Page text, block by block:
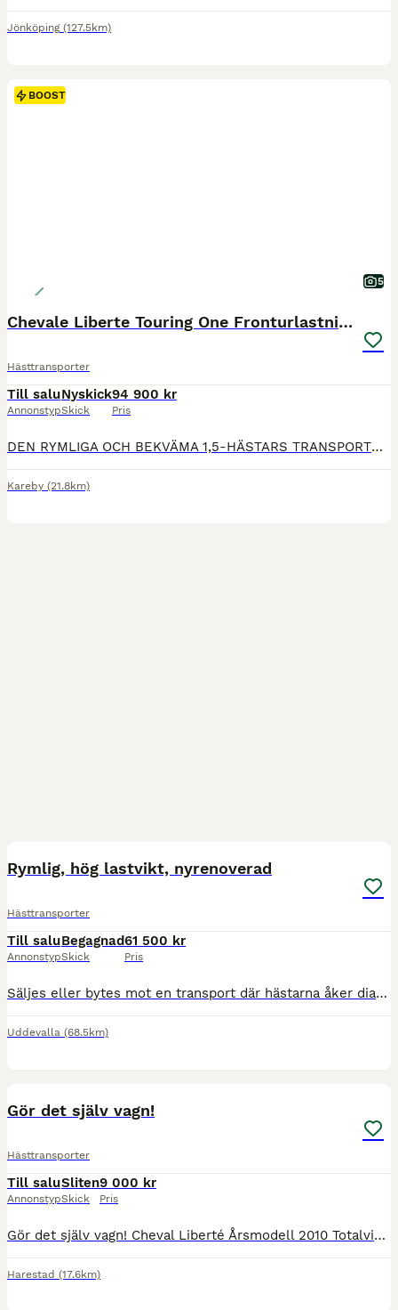
Jönköping (127.5km)
BOOST
5
Chevale Liberte Touring One Fronturlastning
Hästtransporter
Till salu
Annonstyp
Nyskick
Skick
94 900 kr
Pris
DEN RYMLIGA OCH BEKVÄMA 1,5-HÄSTARS TRANSPORTEN MED PULLMAN 2-FJÄDRING OCH FRONTURLASTNING. Touring One är en 1,5-hästars hästtransport utvecklad för enkel och bekväm användning i vardagen, med generöst invändigt utrymme. Den genomtänkta planlösningen, den stora skötardörren och Pullman 2-fjädringen bidrar till stabil och trygg transport för både häst och förare. Den låga
Kareby (21.8km)
Rymlig, hög lastvikt, nyrenoverad
Hästtransporter
Till salu
Annonstyp
Begagnad
Skick
61 500 kr
Pris
Säljes eller bytes mot en transport där hästarna åker diagonalt eller baklänges, alternativt en med sidolastning. Eller Fautas med step up. Kan lägga pengar emellan. Behöver en polering annars väldig
Uddevalla (68.5km)
Gör det själv vagn!
Hästtransporter
Till salu
Annonstyp
Sliten
Skick
9 000 kr
Pris
Gör det själv vagn! Cheval Liberté Årsmodell 2010 Totalvikt 1800kg Tjänstevikt 850kg Lastvikt 950kg Aluminiumgolv Sadelkammare Taklucka Öppningsbara fönster Körförbud Rostiga länkarmar båda sidor
Harestad (17.6km)